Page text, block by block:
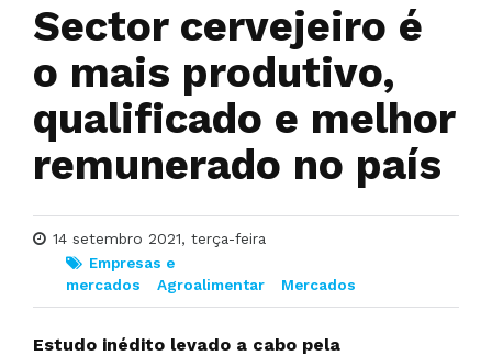
Sector cervejeiro é
o mais produtivo,
qualificado e melhor
remunerado no país
14 setembro 2021, terça-feira
Empresas e
mercados
Agroalimentar Mercados
Estudo inédito levado a cabo pela